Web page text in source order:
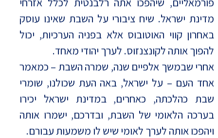
מדינת ישראל. שיח ציבורי על השבת שאינו עוסק
באחרון קווי האוטובוס אלא בפניה הערכיות, יכול
להפוך אותה לקונצנזוס. לערך יהודי מאחד.
אחרי שבמשך אלפיים שנה, שמרה השבת – כמאמר
אחד העם – על ישראל, באה העת שכולנו, שומרי
שבת כהלכתה, כאחרים, במדינת ישראל יכירו
בערכה הלאומי של השבת, ובדרכם, ישמרו אותה
ויהפכו אותה לערך לאומי שיש לו משמעות עבורם.